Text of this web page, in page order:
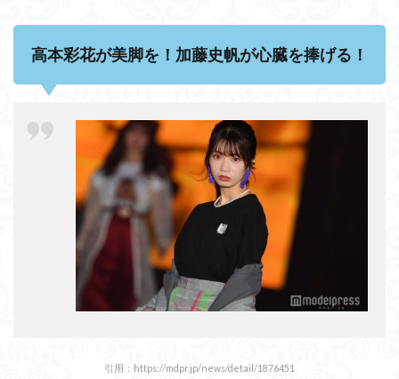
高本彩花が美脚を！加藤史帆が心臓を捧げる！
引用：https://mdpr.jp/news/detail/1876451